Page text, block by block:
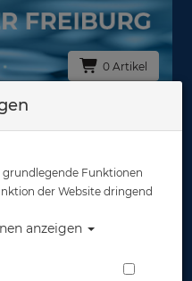
0 Artikel
grundlegende Funktionen
der Website dringend
anzeigen